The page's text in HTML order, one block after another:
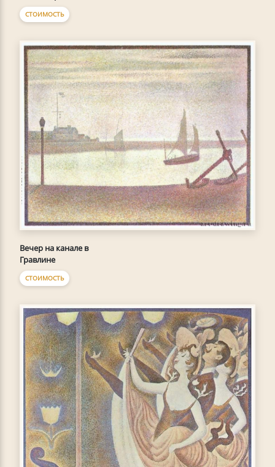
СТОИМОСТЬ
Вечер на канале в
Гравлине
СТОИМОСТЬ